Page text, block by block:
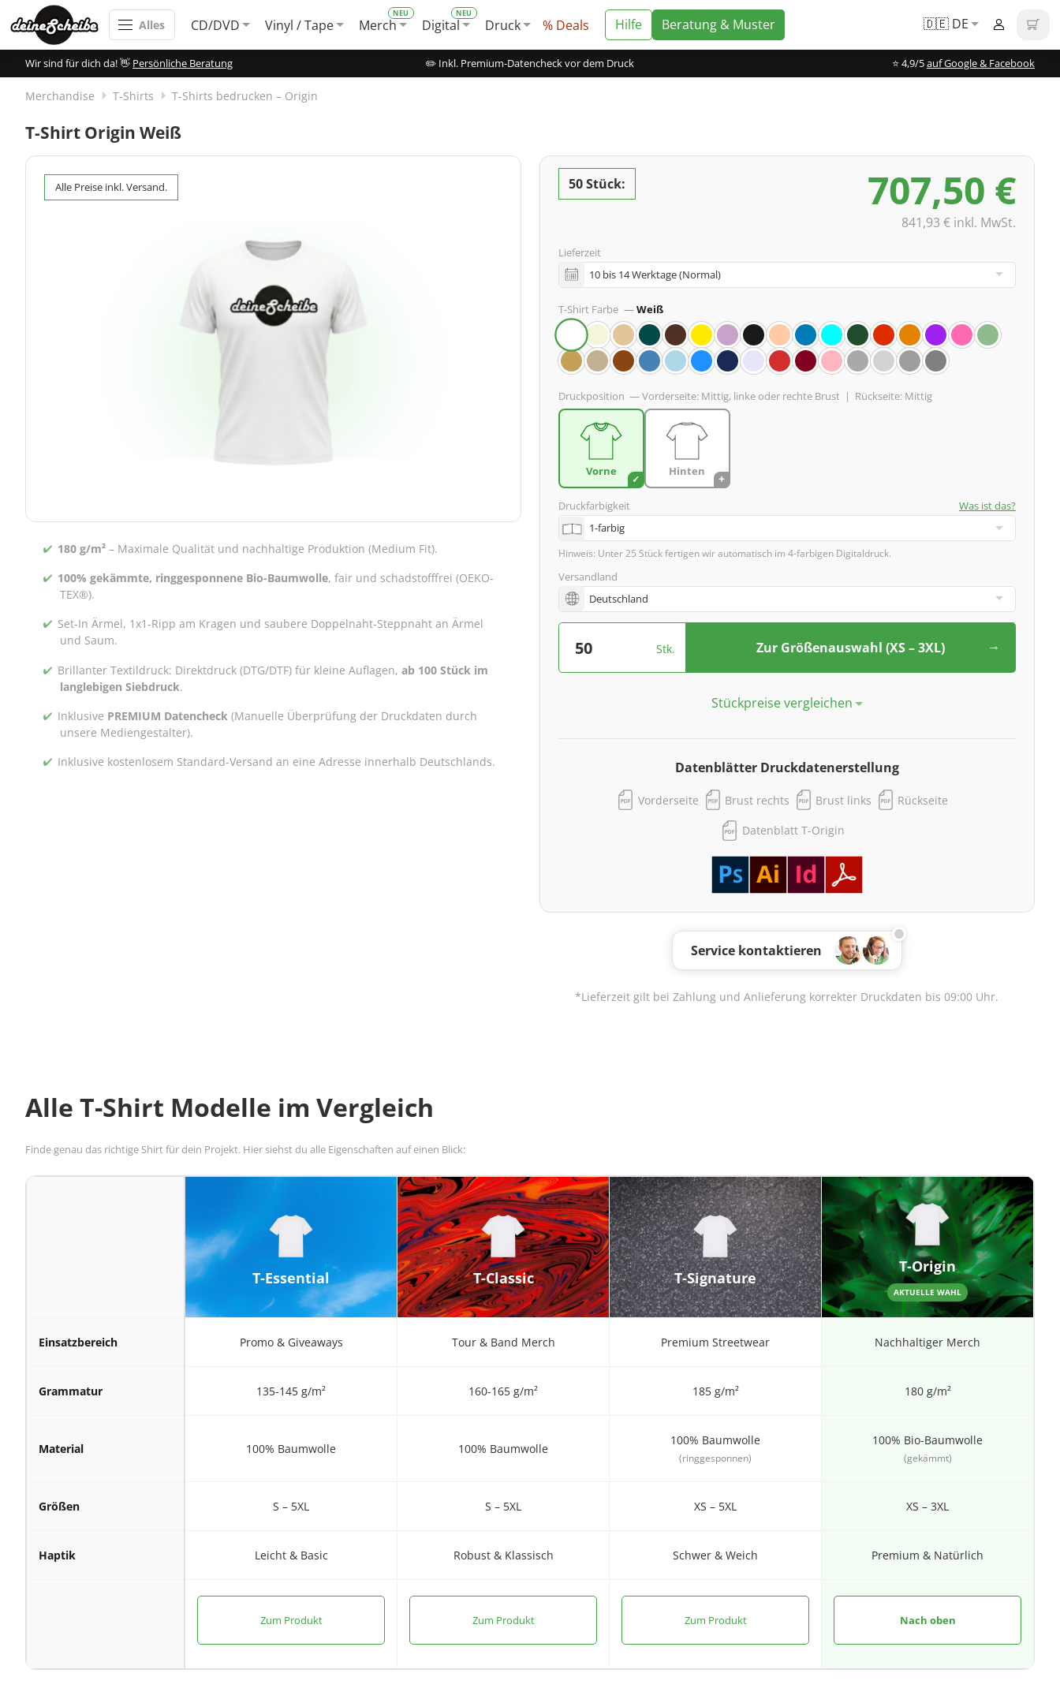
Alles CD/DVD Vinyl / Tape Merch Digital Druck % Deals Hilfe Beratung & Muster 🇩🇪 DE
Wir sind für dich da! 👋 Persönliche Beratung ✏️ Inkl. Premium-Datencheck vor dem Druck ⭐️ 4,9/5auf Google & Facebook
Merchandise T-Shirts T-Shirts bedrucken – Origin
T-Shirt Origin Weiß
Alle Preise inkl. Versand.
180 g/m² – Maximale Qualität und nachhaltige Produktion (Medium Fit).
100% gekämmte, ringgesponnene Bio-Baumwolle, fair und schadstofffrei (OEKO-
TEX®).
Set-In Ärmel, 1x1-Ripp am Kragen und saubere Doppelnaht-Steppnaht an Ärmel
und Saum.
Brillanter Textildruck: Direktdruck (DTG/DTF) für kleine Auflagen,ab 100 Stück im
langlebigen Siebdruck.
Inklusive PREMIUM Datencheck (Manuelle Überprüfung der Druckdaten durch
unsere Mediengestalter).
Inklusive kostenlosem Standard-Versand an eine Adresse innerhalb Deutschlands.
50 Stück: 707,50 €
841,93 € inkl. MwSt.
Lieferzeit
T-Shirt Farbe —Weiß
Druckposition —Vorderseite:Mittig, linke oder rechte Brust | Rückseite:Mittig
Vorne Hinten
Druckfarbigkeit Was ist das?
Hinweis: Unter 25 Stück fertigen wir automatisch im 4-farbigen Digitaldruck.
Versandland
Stk. Zur Größenauswahl (XS – 3XL)
Stückpreise vergleichen
Datenblätter Druckdatenerstellung
Vorderseite Brust rechts Brust links Rückseite
Datenblatt T-Origin
Service kontaktieren
*Lieferzeit gilt bei Zahlung und Anlieferung korrekter Druckdaten bis 09:00 Uhr.
Alle T-Shirt Modelle im Vergleich
Finde genau das richtige Shirt für dein Projekt. Hier siehst du alle Eigenschaften auf einen Blick:
T-Essential T-Classic T-Signature
T-Origin
AKTUELLE WAHL
Einsatzbereich Promo & Giveaways Tour & Band Merch Premium Streetwear Nachhaltiger Merch
Grammatur 135-145 g/m² 160-165 g/m² 185 g/m² 180 g/m²
Material 100% Baumwolle 100% Baumwolle
100% Baumwolle
(ringgesponnen)
100% Bio-Baumwolle
(gekämmt)
Größen S – 5XL S – 5XL XS – 5XL XS – 3XL
Haptik Leicht & Basic Robust & Klassisch Schwer & Weich Premium & Natürlich
Zum Produkt Zum Produkt Zum Produkt Nach oben